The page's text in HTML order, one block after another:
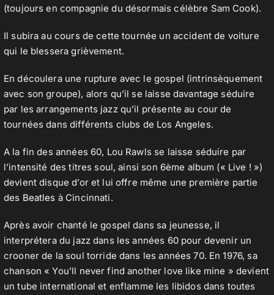
(toujours en compagnie du désormais célèbre Sam Cook).
Il subira au cours de cette tournée un accident de voiture
qui le blessera grièvement.
En découlera une rupture avec le gospel (intrinsèquement
avec son groupe), alors qu’il se laisse davantage séduire
par les arrangements jazz qu’il présente au cour de
tournées dans différents clubs de Los Angeles.
A la fin des années 60, Lou Rawls se laisse séduire par
l’intensité des titres soul, ainsi son 6ème album (« Live ! »)
devient disque d’or et lui offre même une première partie
des Beatles à Cincinnati.
Après avoir chanté le gospel dans sa jeunesse, il
interprétera du jazz dans les années 60 pour devenir un
crooner de la soul torride dans les années 70. En 1976, sa
chanson « You’ll never find another love like mine » devient
un tube international et enflamme les libidos dans toutes